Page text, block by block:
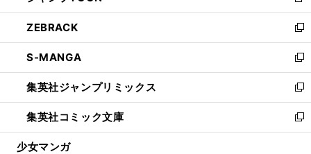
開
く
ウ
で
開
く
ン
ド
ウ
で
開
く
ウ
ィ
ン
ド
ウ
で
開
く
し
い
ウ
ィ
ン
ド
ウ
で
開
ZEBRACK
新
し
い
ウ
ィ
ン
ド
ウ
S-MANGA
新
し
い
ウ
ィ
ン
集英社ジャンプリミックス
新
し
い
ウ
集英社コミック文庫
新
し
少女マンガ